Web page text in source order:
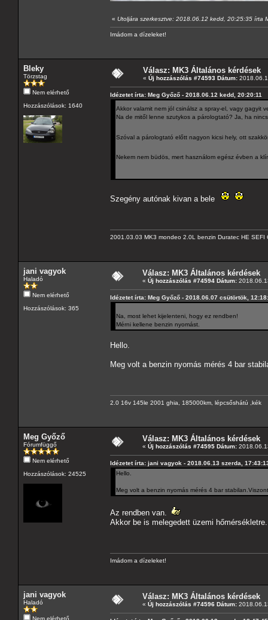
« Utoljára szerkesztve: 2018.06.12 kedd, 20:25:35 írta
Imádom a dízeleket!
Bleky
Törzstag
Nem elérhető
Hozzászólások: 1640
Válasz: MK3 Általános kérdések
« Új hozzászólás #74593 Dátum:
Idézetet írta: Meg Győző - 2018.06.12 kedd, 20:20:11
Akkor valamit nem jól csinálsz a spray-el, vagy gagyit
Na de mitől lenne szutykos a párologtató? Ja, ha
Szóval a párologtató előtt nagyon kicsi hely, ott
Nekem nem büdös, mert használom egész évben a
Szegény autónak kivan a bele
2001.03.03 MK3 mondeo 2.0L benzin Duratec HE
jani vagyok
Haladó
Nem elérhető
Hozzászólások: 365
Válasz: MK3 Általános kérdések
« Új hozzászólás #74594 Dátum:
Idézetet írta: Meg Győző - 2018.06.07 csütörtök,
Na, most lehet kijelenteni, hogy ez rendben!
Mérni kellene benzin nyomást.
Hello.
Meg volt a benzin nyomás mérés 4 bar
2.0 16v 145le 2001 ghia, 185000km, lépcsőshátú ,kék
Meg Győző
Fórumfüggő
Nem elérhető
Hozzászólások: 24525
Válasz: MK3 Általános kérdések
« Új hozzászólás #74595 Dátum:
Idézetet írta: jani vagyok - 2018.06.13 szerda,
Hello.
Meg volt a benzin nyomás mérés 4 bar
Az rendben van.
Akkor be is melegedett üzemi hőmérsékletre.
Imádom a dízeleket!
jani vagyok
Haladó
Nem elérhető
Válasz: MK3 Általános kérdések
« Új hozzászólás #74596 Dátum: